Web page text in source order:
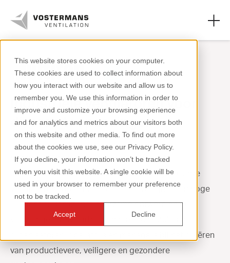
This website stores cookies on your computer.
These cookies are used to collect information about
how you interact with our website and allow us to
remember you. We use this information in order to
improve and customize your browsing experience
and for analytics and metrics about our visitors both
on this website and other media. To find out more
about the cookies we use, see our Privacy Policy.
If you decline, your information won’t be tracked
when you visit this website. A single cookie will be
used in your browser to remember your preference
not to be tracked.
Accept Decline
Ventilatoren
Agrarische oplossingen
Industriële oplossingen
Kennis
Over ons
+31 (0)77 389 32 32
ventilation@vostermans.com
Industriële ventilatoren voor
diverse toepassingen
Van magazijnen en verhuurinstallaties tot
evenementenlocaties en productiebedrijven: onze
ventilatoren zorgen voor comfort, veiligheid en hoge
efficiëntie. Dankzij het duurzame ontwerp en de
veelzijdige inzetbaarheid ondersteunt Multifan
organisatoren, operators en managers bij het creëren
van productievere, veiligere en gezondere